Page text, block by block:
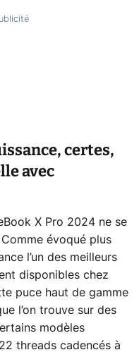
certes,
avec
X Pro 2024 ne se
évoqué plus
l’un des meilleurs
disponibles chez
puce haut de gamme
l’on trouve sur des
modèles
threads cadencés à